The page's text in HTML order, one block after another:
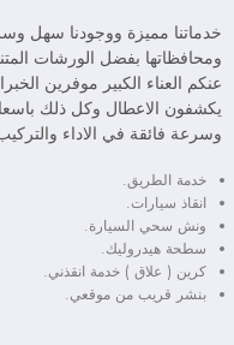
خدماتنا مميزة ووجودنا سهل
ومحافظاتها بفضل الورشات
عنكم العناء الكبير موفرين
يكشفون الاعطال وكل ذلك
وسرعة فائقة في الاداء
خدمة الطريق.
انقاذ سيارات.
ونش سحي السيارة.
سطحة هيدروليك.
كرين ( علاق ) خدمة انقذني.
بنشر قريب من موقعي.